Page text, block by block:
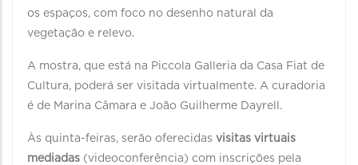
os espaços, com foco no desenho natural da
vegetação e relevo.
A mostra, que está na Piccola Galleria da Casa Fiat de
Cultura, poderá ser visitada virtualmente. A curadoria
é de Marina Câmara e João Guilherme Dayrell.
Às quinta-feiras, serão oferecidas visitas virtuais
mediadas (videoconferência) com inscrições pela